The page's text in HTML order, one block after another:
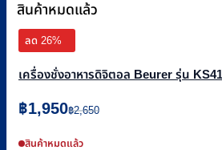
สินค้าหมดแล้ว
ลด 26%
เครื่องชั่งอาหารดิจิตอล Beurer รุ่น KS41
฿2,650
Original
price
was:
฿1,950
Current
price
is:สินค้าหมดแล้ว